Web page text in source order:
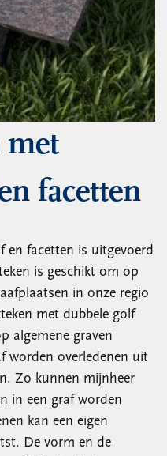
met
facetten
en facetten is uitgevoerd
is geschikt om op
in onze regio
met dubbele golf
algemene graven
worden overledenen uit
Zo kunnen mijnheer
in een graf worden
kan een eigen
De vorm en de